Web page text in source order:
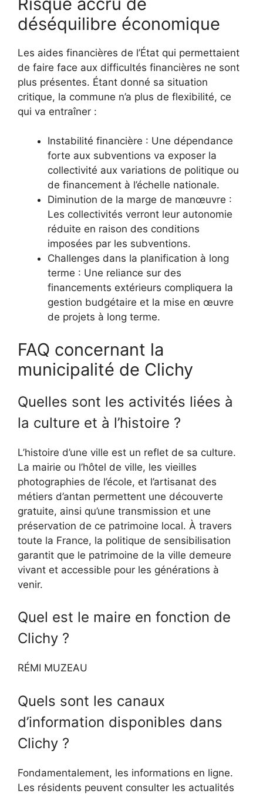
déséquilibre économique
Les aides financières de l’État qui permettaient
de faire face aux difficultés financières ne sont
plus présentes. Étant donné sa situation
critique, la commune n’a plus de flexibilité, ce
qui va entraîner :
Instabilité financière : Une dépendance
forte aux subventions va exposer la
collectivité aux variations de politique ou
de financement à l’échelle nationale.
Diminution de la marge de manœuvre :
Les collectivités verront leur autonomie
réduite en raison des conditions
imposées par les subventions.
Challenges dans la planification à long
terme : Une reliance sur des
financements extérieurs compliquera la
gestion budgétaire et la mise en œuvre
de projets à long terme.
FAQ concernant la
municipalité de Clichy
Quelles sont les activités liées à
la culture et à l’histoire ?
L’histoire d’une ville est un reflet de sa culture.
La mairie ou l’hôtel de ville, les vieilles
photographies de l’école, et l’artisanat des
métiers d’antan permettent une découverte
gratuite, ainsi qu’une transmission et une
préservation de ce patrimoine local. À travers
toute la France, la politique de sensibilisation
garantit que le patrimoine de la ville demeure
vivant et accessible pour les générations à
venir.
Quel est le maire en fonction de
Clichy ?
RÉMI MUZEAU
Quels sont les canaux
d’information disponibles dans
Clichy ?
Fondamentalement, les informations en ligne.
Les résidents peuvent consulter les actualités